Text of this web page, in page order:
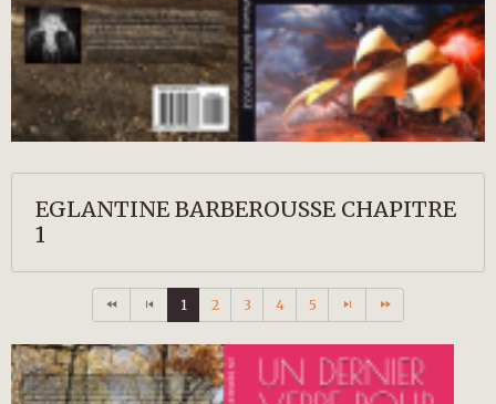
EGLANTINE BARBEROUSSE CHAPITRE
1
1 2 3 4 5